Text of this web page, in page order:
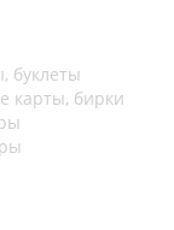
буклеты
карты, бирки